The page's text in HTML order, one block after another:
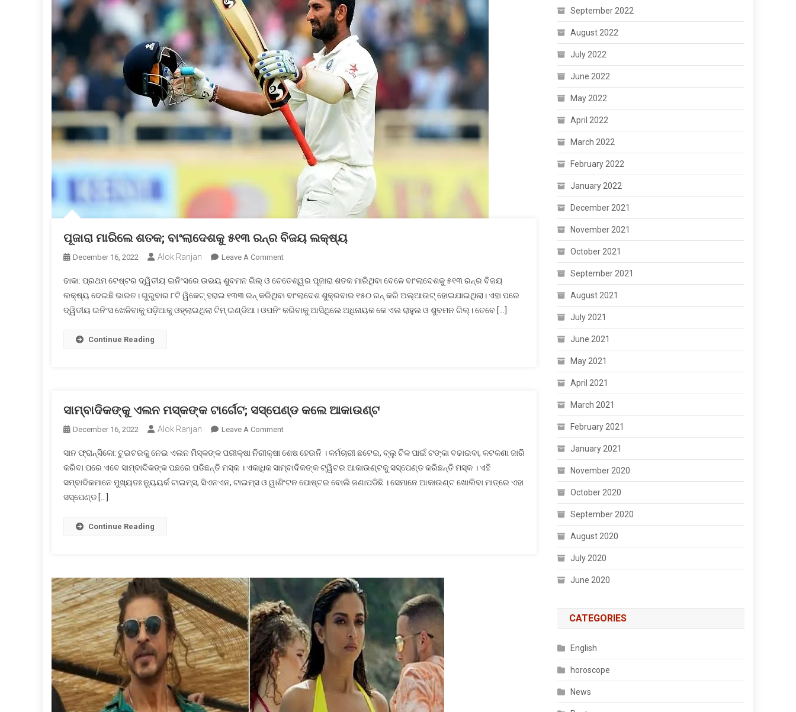
ମନ୍ତ୍ରୀ…
ପୂଜାରା ମାରିଲେ ଶତକ; ବାଂଲାଦେଶକୁ ୫୧୩ ରନ୍‌ର ବିଜୟ ଲକ୍ଷ୍ୟ
December 16, 2022 Alok Ranjan Leave A CommentOn
ମାରିଲେ
ଶତକ;
ବାଂଲାଦେଶକୁ
ଢାକା: ପ୍ରଥମ ଟେଷ୍ଟର ଦ୍ୱିତୀୟ ଇନିଂସରେ ଉଭୟ ଶୁବମନ ଗିଲ୍ ଓ ଚେତେଶ୍ୱର ପୂଜାରା ଶତକ ମାରିଥିବା ବେଳେ ବାଂଲାଦେଶକୁ ୫୧୩ ରନ୍‌ର ବିଜୟ
ଲକ୍ଷ୍ୟ ଦେଇଛି ଭାରତ। ଗୁରୁବାର ୮ଟି ୱିକେଟ୍ ହରାଇ ୧୩୩ ରନ୍ କରିଥିବା ବାଂଲାଦେଶ ଶୁକ୍ରବାର ୧୫୦ ରନ୍ କରି ଅଲ୍‌ଆଉଟ୍ ହୋଇଯାଇଥିଲା। ଏହା ପରେ
ଦ୍ୱିତୀୟ ଇନିଂସ ଖେଳିବାକୁ ପଡ଼ିଆକୁ ଓହ୍ଲାଇଥିଲା ଟିମ୍ ଇଣ୍ଡିଆ। ଓପନିଂ କରିବାକୁ ଆସିଥିଲେ ଅଧିନାୟକ କେ ଏଲ ରାହୁଲ ଓ ଶୁବମନ ଗିଲ୍‌। ତେବେ […]
Continue Reading
ସାମ୍ବାଦିକଙ୍କୁ ଏଲନ ମସ୍କଙ୍କ ଟାର୍ଗେଟ; ସସ୍ପେଣ୍ଡ କଲେ ଆକାଉଣ୍ଟ
December 16, 2022 Alok Ranjan Leave A CommentOn
ଏଲନ
ମସ୍କଙ୍କ
ଟାର୍ଗେଟ;
ସାନ ଫ୍ରାନ୍ସିକୋ: ଟୁଇଟରକୁ ନେଇ ଏଲନ ମିସ୍କଙ୍କ ପରୀକ୍ଷା ନିରୀକ୍ଷା ଶେଷ ହେଉନି । କର୍ମଚାରୀ ଛଟେଇ, ବ୍ଲୁ ଟିକ ପାଇଁ ଟଙ୍କା ବଢାଇବା, କଟକଣା ଜାରି
କରିବା ପରେ ଏବେ ସାମ୍ବାଦିକଙ୍କ ପଛରେ ପଡିଛନ୍ତି ମସ୍କ । ଏକାଧିକ ସାମ୍ବାଦିକଙ୍କ ଟ୍ୱିଟର ଆକାଉଣ୍ଟକୁ ସସ୍‌ପେଣ୍ଡ କରିଛନ୍ତି ମସ୍କ । ଏହି
ସମ୍ବାଦିକମାନେ ମୁଖ୍ୟତଃ ନ୍ୟୁୟର୍କ ଟାଇମ୍ସ, ସିଏନଏନ, ଟାଇମ୍ସ ଓ ୱାଶିଂଟନ ପୋଷ୍ଟର ବୋଲି ଜଣାପଡିଛି । ସେମାନେ ଆକାଉଣ୍ଟ ଖୋଲିବା ମାତ୍ରେ ଏହା
ସସ୍‌ପେଣ୍ଡ […]
Continue Reading
September 2022
August 2022
July 2022
June 2022
May 2022
April 2022
March 2022
February 2022
January 2022
December 2021
November 2021
October 2021
September 2021
August 2021
July 2021
June 2021
May 2021
April 2021
March 2021
February 2021
January 2021
November 2020
October 2020
September 2020
August 2020
July 2020
June 2020
CATEGORIES
English
horoscope
News